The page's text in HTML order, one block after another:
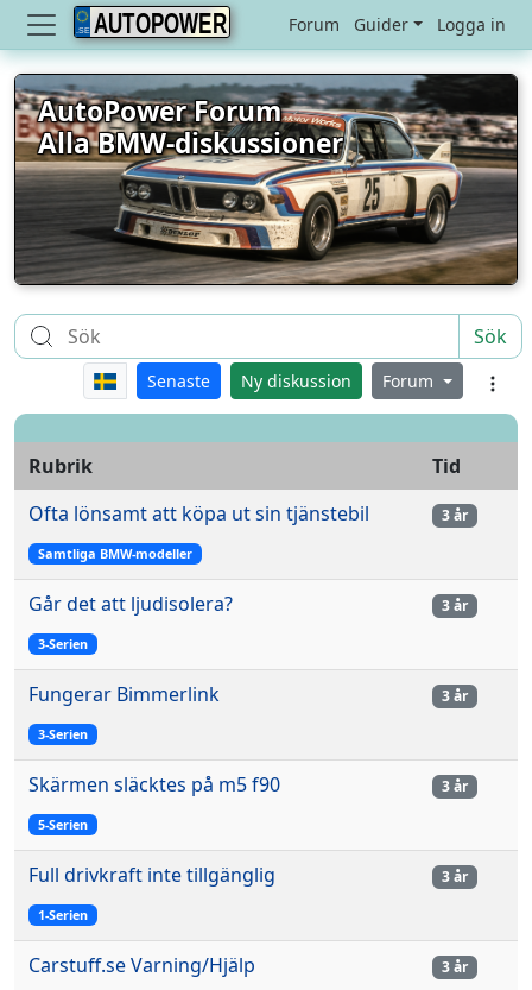
AUTOPOWER Forum Guider Logga in
AutoPower Forum
Alla BMW-diskussioner
Sök
Senaste Ny diskussion Forum
Rubrik
Tid
Ofta lönsamt att köpa ut sin tjänstebil
Samtliga BMW-modeller
3 år
Går det att ljudisolera?
3-Serien
3 år
Fungerar Bimmerlink
3-Serien
3 år
Skärmen släcktes på m5 f90
5-Serien
3 år
Full drivkraft inte tillgänglig
1-Serien
3 år
Carstuff.se Varning/Hjälp 3 år